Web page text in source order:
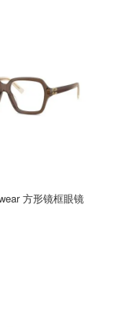
方形镜框眼镜